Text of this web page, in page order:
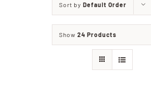
Qui sommes-nous ?
Coopérative
Sort by Default Order
Show 24 Products